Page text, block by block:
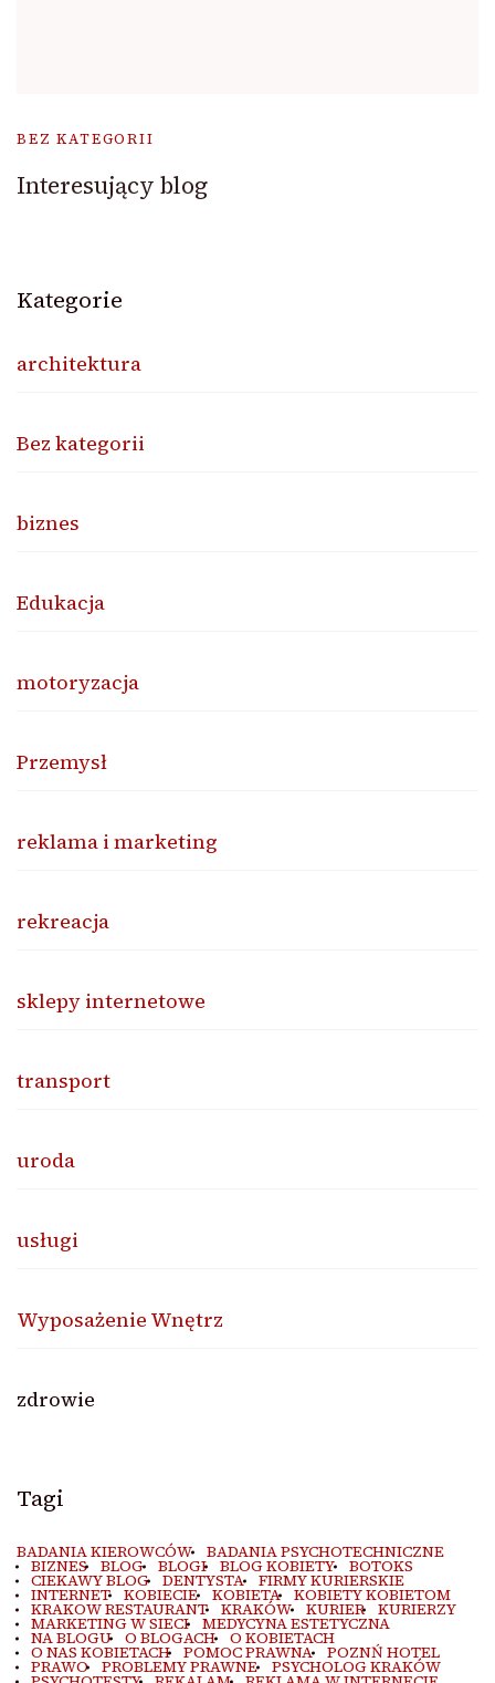
BEZ KATEGORII
Interesujący blog
Kategorie
architektura
Bez kategorii
biznes
Edukacja
motoryzacja
Przemysł
reklama i marketing
rekreacja
sklepy internetowe
transport
uroda
usługi
Wyposażenie Wnętrz
zdrowie
Tagi
BADANIA KIEROWCÓW BADANIA PSYCHOTECHNICZNE
BIZNES BLOG BLOGI BLOG KOBIETY BOTOKS
CIEKAWY BLOG DENTYSTA FIRMY KURIERSKIE
INTERNET KOBIECIE KOBIETA KOBIETY KOBIETOM
KRAKOW RESTAURANT KRAKÓW KURIER KURIERZY
MARKETING W SIECI MEDYCYNA ESTETYCZNA
NA BLOGU O BLOGACH O KOBIETACH
O NAS KOBIETACH POMOC PRAWNA POZNŃ HOTEL
PRAWO PROBLEMY PRAWNE PSYCHOLOG KRAKÓW